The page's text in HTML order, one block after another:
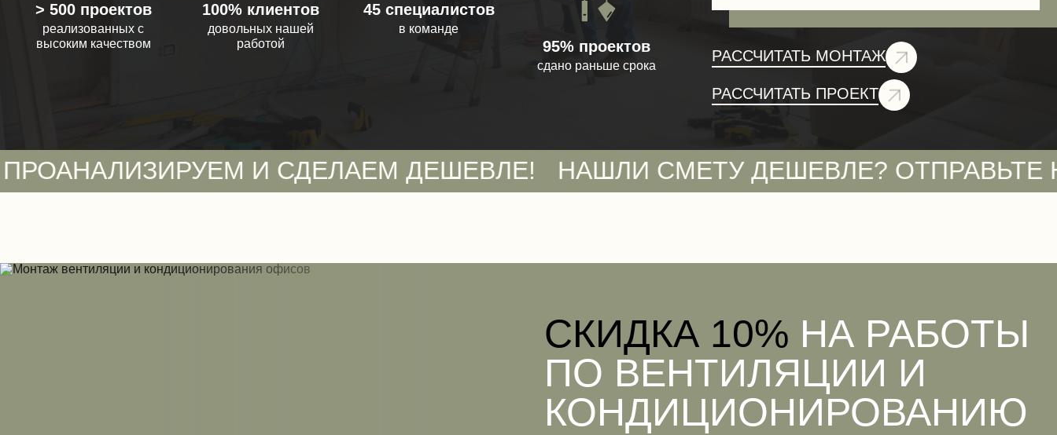
> 500 проектов
реализованных с
высоким качеством
100% клиентов
довольных нашей
работой
45 специалистов
в команде
95% проектов
сдано раньше срока
РАССЧИТАТЬ МОНТАЖ
РАССЧИТАТЬ ПРОЕКТ
И СДЕЛАЕМ ДЕШЕВЛЕ! НАШЛИ СМЕТУ ДЕШЕВЛЕ? ОТПРАВЬТЕ НАМ -
CКИДКА 10% НА РАБОТЫ
ПО ВЕНТИЛЯЦИИ И
КОНДИЦИОНИРОВАНИЮ